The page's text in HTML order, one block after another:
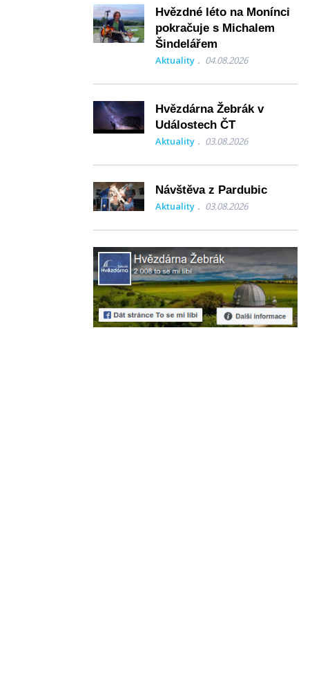
Hvězdné léto na Monínci
pokračuje s Michalem
Šindelářem
Aktuality 04.08.2026
Hvězdárna Žebrák v
Událostech ČT
Aktuality 03.08.2026
Návštěva z Pardubic
Aktuality 03.08.2026